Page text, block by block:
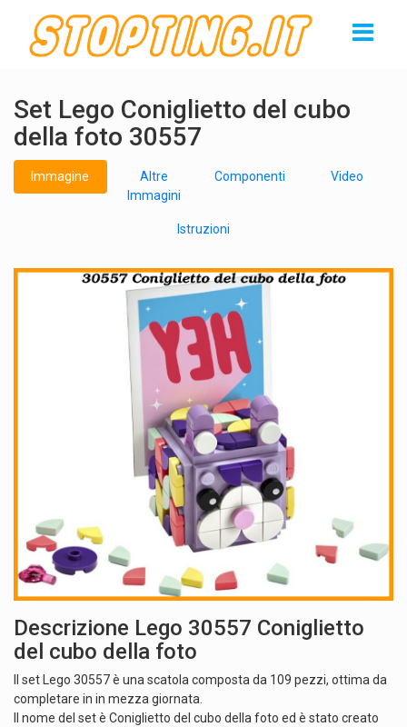
Set Lego Coniglietto del cubo
della foto 30557
Immagine
Altre
Immagini
Componenti Video
Istruzioni
Descrizione Lego 30557 Coniglietto
del cubo della foto
Il set Lego 30557 è una scatola composta da 109 pezzi, ottima da
completare in in mezza giornata.
Il nome del set è Coniglietto del cubo della foto ed è stato creato